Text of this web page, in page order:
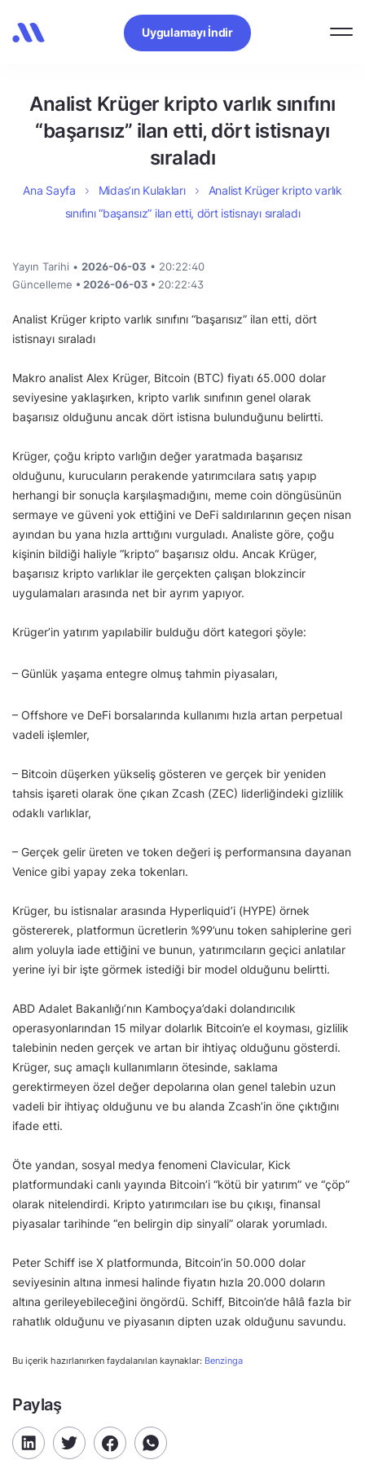
Uygulamayı İndir
Analist Krüger kripto varlık sınıfını
“başarısız” ilan etti, dört istisnayı
sıraladı
Ana Sayfa Midas’ın Kulakları
Analist Krüger kripto varlık
sınıfını “başarısız” ilan etti, dört istisnayı sıraladı
Yayın Tarihi • 2026-06-03 • 20:22:40
Güncelleme • 2026-06-03 • 20:22:43
Analist Krüger kripto varlık sınıfını “başarısız” ilan etti, dört
istisnayı sıraladı
Makro analist Alex Krüger, Bitcoin (BTC) fiyatı 65.000 dolar
seviyesine yaklaşırken, kripto varlık sınıfının genel olarak
başarısız olduğunu ancak dört istisna bulunduğunu belirtti.
Krüger, çoğu kripto varlığın değer yaratmada başarısız
olduğunu, kurucuların perakende yatırımcılara satış yapıp
herhangi bir sonuçla karşılaşmadığını, meme coin döngüsünün
sermaye ve güveni yok ettiğini ve DeFi saldırılarının geçen nisan
ayından bu yana hızla arttığını vurguladı. Analiste göre, çoğu
kişinin bildiği haliyle “kripto” başarısız oldu. Ancak Krüger,
başarısız kripto varlıklar ile gerçekten çalışan blokzincir
uygulamaları arasında net bir ayrım yapıyor.
Krüger’in yatırım yapılabilir bulduğu dört kategori şöyle:
– Günlük yaşama entegre olmuş tahmin piyasaları,
– Offshore ve DeFi borsalarında kullanımı hızla artan perpetual
vadeli işlemler,
– Bitcoin düşerken yükseliş gösteren ve gerçek bir yeniden
tahsis işareti olarak öne çıkan Zcash (ZEC) liderliğindeki gizlilik
odaklı varlıklar,
– Gerçek gelir üreten ve token değeri iş performansına dayanan
Venice gibi yapay zeka tokenları.
Krüger, bu istisnalar arasında Hyperliquid’i (HYPE) örnek
göstererek, platformun ücretlerin %99’unu token sahiplerine geri
alım yoluyla iade ettiğini ve bunun, yatırımcıların geçici anlatılar
yerine iyi bir işte görmek istediği bir model olduğunu belirtti.
ABD Adalet Bakanlığı’nın Kamboçya’daki dolandırıcılık
operasyonlarından 15 milyar dolarlık Bitcoin’e el koyması, gizlilik
talebinin neden gerçek ve artan bir ihtiyaç olduğunu gösterdi.
Krüger, suç amaçlı kullanımların ötesinde, saklama
gerektirmeyen özel değer depolarına olan genel talebin uzun
vadeli bir ihtiyaç olduğunu ve bu alanda Zcash’in öne çıktığını
ifade etti.
Öte yandan, sosyal medya fenomeni Clavicular, Kick
platformundaki canlı yayında Bitcoin’i “kötü bir yatırım” ve “çöp”
olarak nitelendirdi. Kripto yatırımcıları ise bu çıkışı, finansal
piyasalar tarihinde “en belirgin dip sinyali” olarak yorumladı.
Peter Schiff ise X platformunda, Bitcoin’in 50.000 dolar
seviyesinin altına inmesi halinde fiyatın hızla 20.000 doların
altına gerileyebileceğini öngördü. Schiff, Bitcoin’de hâlâ fazla bir
rahatlık olduğunu ve piyasanın dipten uzak olduğunu savundu.
Bu içerik hazırlanırken faydalanılan kaynaklar: Benzinga
Paylaş